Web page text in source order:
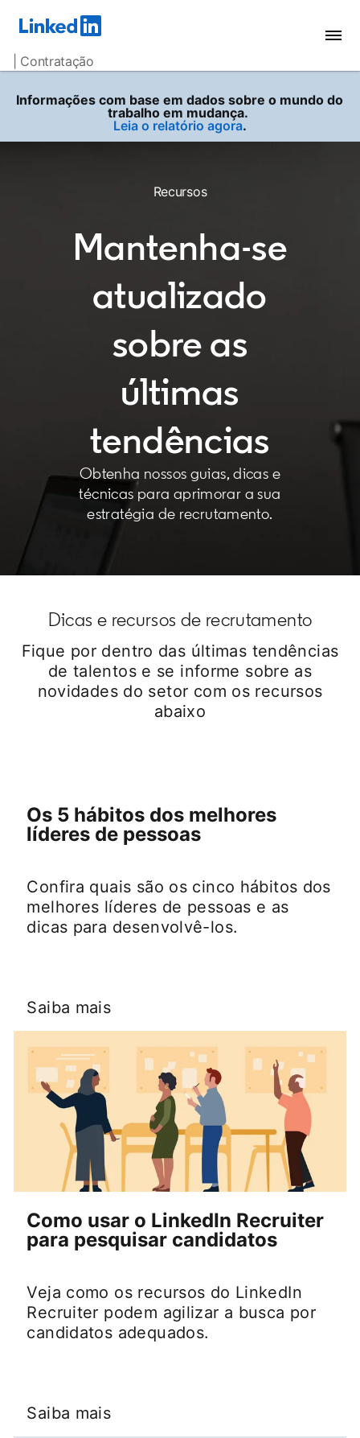
| Contratação
Informações com base em dados sobre o mundo do
trabalho em mudança.
Leia o relatório agora.
Recursos
Mantenha-se
atualizado
sobre as
últimas
tendências
Obtenha nossos guias, dicas e
técnicas para aprimorar a sua
estratégia de recrutamento.
Dicas e recursos de recrutamento
Fique por dentro das últimas tendências
de talentos e se informe sobre as
novidades do setor com os recursos
abaixo
Os 5 hábitos dos melhores
líderes de pessoas
Confira quais são os cinco hábitos dos
melhores líderes de pessoas e as
dicas para desenvolvê-los.
Saiba mais
Como usar o LinkedIn Recruiter
para pesquisar candidatos
Veja como os recursos do LinkedIn
Recruiter podem agilizar a busca por
candidatos adequados.
Saiba mais